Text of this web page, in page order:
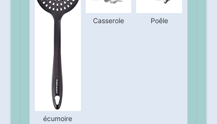
écumoire
Casserole Poêle